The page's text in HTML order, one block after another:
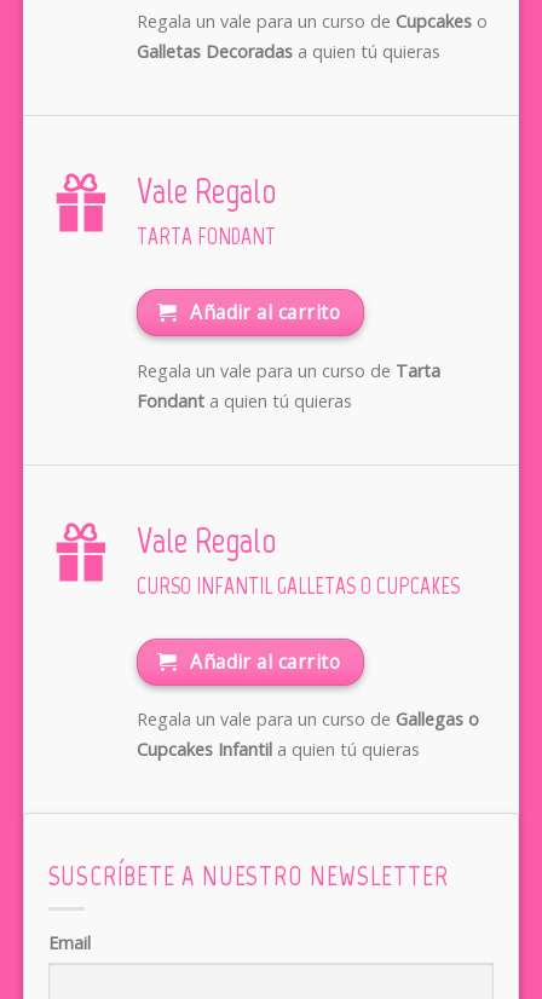
Regala un vale para un curso de Cupcakeso
Galletas Decoradasa quien tú quieras
Vale Regalo
TARTA FONDANT
Añadir al carrito
Regala un vale para un curso de Tarta
Fondanta quien tú quieras
Vale Regalo
CURSO INFANTIL GALLETAS O CUPCAKES
Añadir al carrito
Regala un vale para un curso de Gallegas o
Cupcakes Infantila quien tú quieras
SUSCRÍBETE A NUESTRO NEWSLETTER
Email